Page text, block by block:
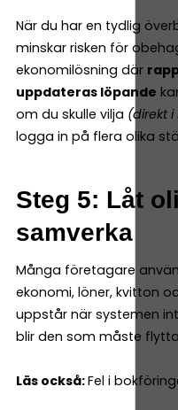
När du har en tydlig
minskar risken för
ekonomilösning där
uppdateras löpande
om du skulle vilja (direkt
logga in på flera olika
Steg 5: Låt
samverka
Många företagare
ekonomi, löner, kvitton
uppstår när systemen
blir den som måste
Läs också:Fel i